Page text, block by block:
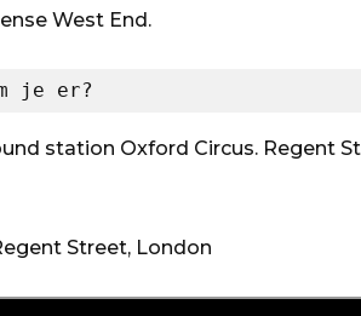
West End.
je er?
station Oxford Circus. Regent
Street, London